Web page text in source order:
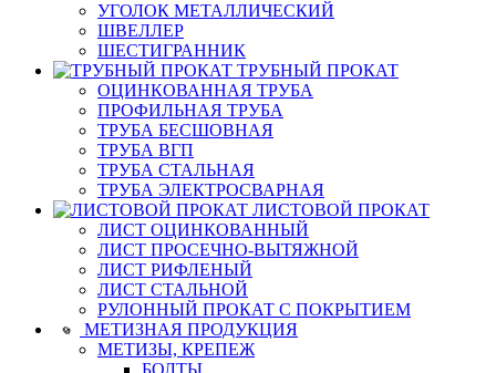
УГОЛОК МЕТАЛЛИЧЕСКИЙ
ШВЕЛЛЕР
ШЕСТИГРАННИК
ТРУБНЫЙ ПРОКАТ
ОЦИНКОВАННАЯ ТРУБА
ПРОФИЛЬНАЯ ТРУБА
ТРУБА БЕСШОВНАЯ
ТРУБА ВГП
ТРУБА СТАЛЬНАЯ
ТРУБА ЭЛЕКТРОСВАРНАЯ
ЛИСТОВОЙ ПРОКАТ
ЛИСТ ОЦИНКОВАННЫЙ
ЛИСТ ПРОСЕЧНО-ВЫТЯЖНОЙ
ЛИСТ РИФЛЕНЫЙ
ЛИСТ СТАЛЬНОЙ
РУЛОННЫЙ ПРОКАТ С ПОКРЫТИЕМ
МЕТИЗНАЯ ПРОДУКЦИЯ
МЕТИЗЫ, КРЕПЕЖ